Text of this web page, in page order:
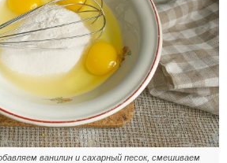
ванилин и сахарный песок, смешиваем